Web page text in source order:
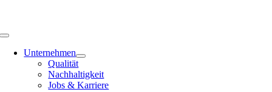
Toggle
NavigationUnternehmen
Qualität
Nachhaltigkeit
Jobs & Karriere